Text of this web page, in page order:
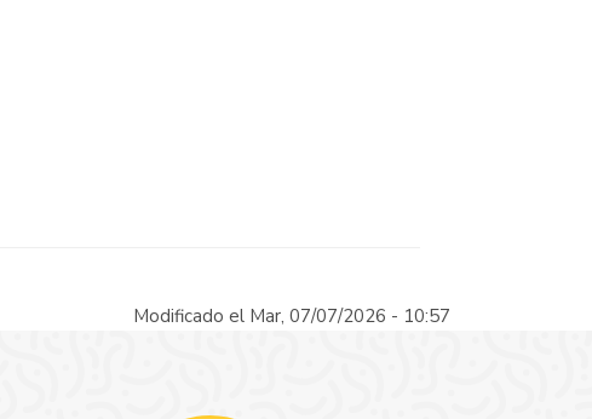
Modificado el Mar, 07/07/2026 - 10:57